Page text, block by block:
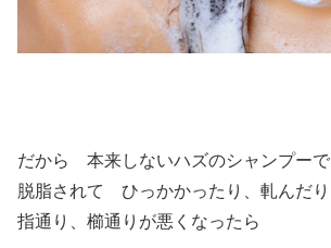
だから 本来しないハズのシャンプーで
脱脂されて ひっかかったり、軋んだり
指通り、櫛通りが悪くなったら